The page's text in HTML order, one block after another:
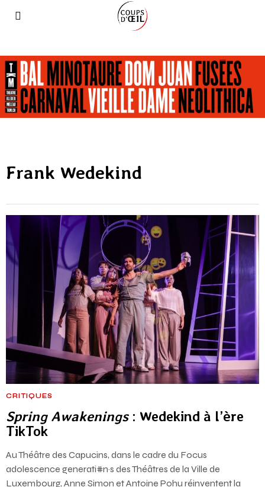
Frank Wedekind
CRITIQUES
Spring Awakenings: Wedekind à l’ère
TikTok
Au Théâtre des Capucins, dans le cadre du Focus
adolescence generati#n·s des Théâtres de la Ville de
Luxembourg, Anne Simon et Antoine Pohu réinventent la